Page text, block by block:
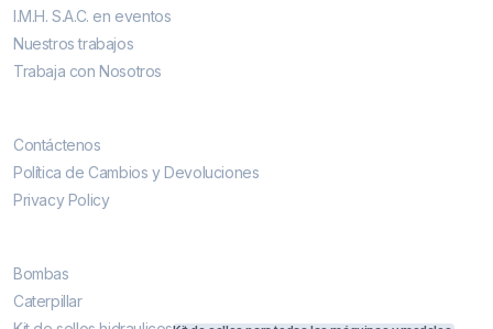
I.M.H. S.A.C. en eventos
Nuestros trabajos
Trabaja con Nosotros
Contáctenos
Política de Cambios y Devoluciones
Privacy Policy
Bombas
Caterpillar